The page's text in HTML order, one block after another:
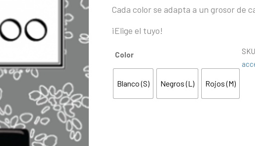
era:
4,00€.
es:
3,20€.
Cada color se adapta a un grosor de
¡Elige el tuyo!
Color
Blanco (S) Negros (L) Rojos (M)